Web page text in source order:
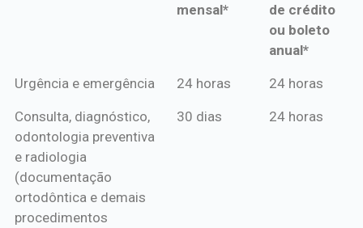
mensal*
de crédito
ou boleto
anual*
*Procedimentos Amil
*Pagamento
mensal*
*Pagamento
de crédito
Urgência e emergência 24 horas 24 horas
Consulta, diagnóstico,
odontologia preventiva
e radiologia
(documentação
ortodôntica e demais
procedimentos
30 dias 24 horas